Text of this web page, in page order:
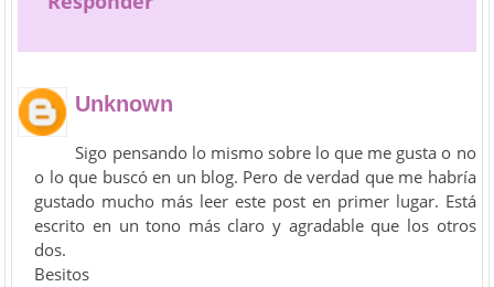
Unknown
Sigo pensando lo mismo sobre lo que me gusta o no
o lo que buscó en un blog. Pero de verdad que me habría
gustado mucho más leer este post en primer lugar. Está
escrito en un tono más claro y agradable que los otros
dos.
Besitos